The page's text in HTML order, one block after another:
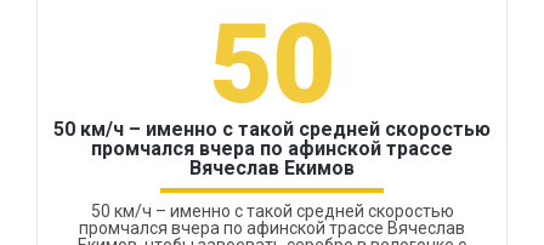
50
50 км/ч – именно с такой средней скоростью
промчался вчера по афинской трассе
Вячеслав Екимов
50 км/ч – именно с такой средней скоростью
промчался вчера по афинской трассе Вячеслав